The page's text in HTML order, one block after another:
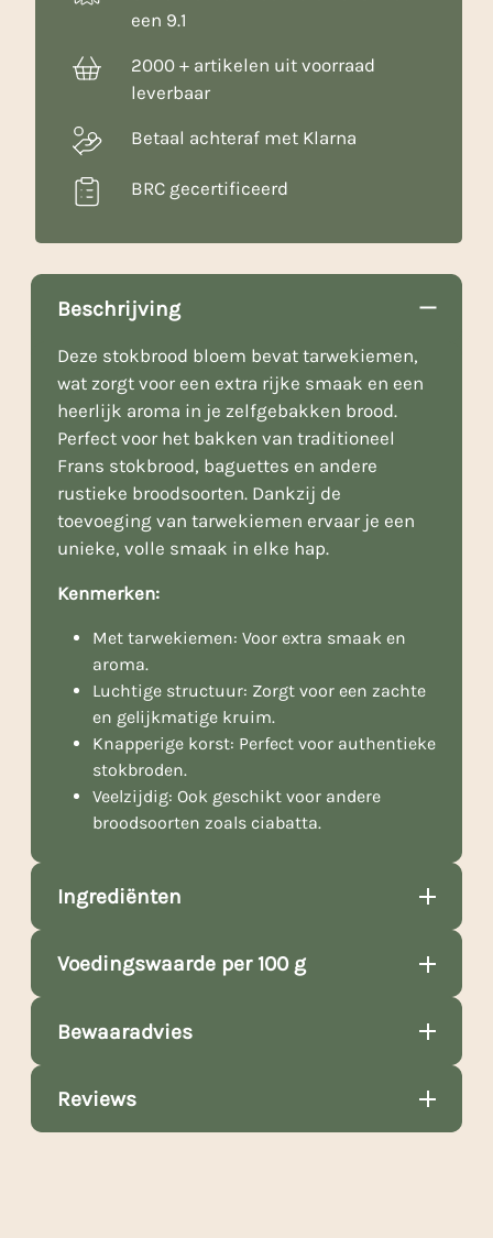
een 9.1
2000 + artikelen uit voorraad
leverbaar
Betaal achteraf met Klarna
BRC gecertificeerd
Beschrijving
Deze stokbrood bloem bevat tarwekiemen,
wat zorgt voor een extra rijke smaak en een
heerlijk aroma in je zelfgebakken brood.
Perfect voor het bakken van traditioneel
Frans stokbrood, baguettes en andere
rustieke broodsoorten. Dankzij de
toevoeging van tarwekiemen ervaar je een
unieke, volle smaak in elke hap.
Kenmerken:
Met tarwekiemen: Voor extra smaak en
aroma.
Luchtige structuur: Zorgt voor een zachte
en gelijkmatige kruim.
Knapperige korst: Perfect voor authentieke
stokbroden.
Veelzijdig: Ook geschikt voor andere
broodsoorten zoals ciabatta.
Ingrediënten
Voedingswaarde per 100 g
Bewaaradvies
Reviews